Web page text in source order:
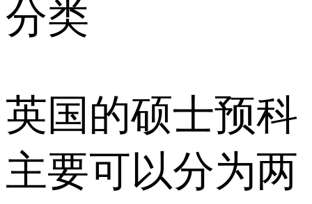
分类
英国的硕士预科
主要可以分为两